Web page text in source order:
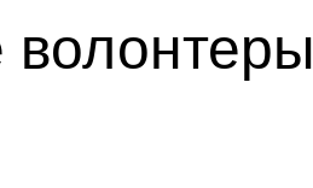
волонтеры